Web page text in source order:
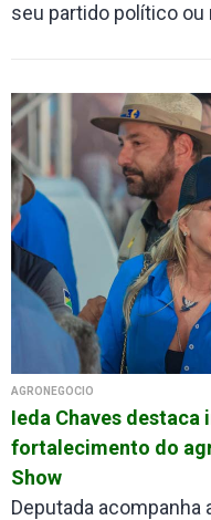
seu partido político ou
AGRONEGÓCIO
Ieda Chaves
fortalecimento do
Show
Deputada acompanha